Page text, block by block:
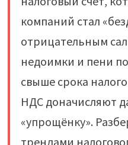
компаний стал
отрицательным
недоимки и пени
свыше срока
НДС доначисляют
«упрощёнку».
трендами